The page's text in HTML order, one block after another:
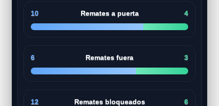
10 Remates a puerta 4
6 Remates fuera 3
12 Remates bloqueados 6